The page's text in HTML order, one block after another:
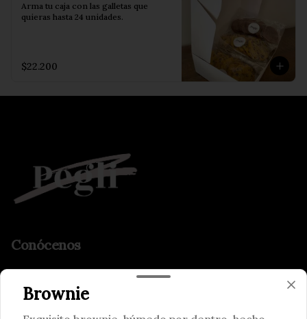
Arma tu caja con las galletas que
quieras hasta 24 unidades.
$22.200
Conócenos
Términos y condiciones
Política de privacidad
Brownie